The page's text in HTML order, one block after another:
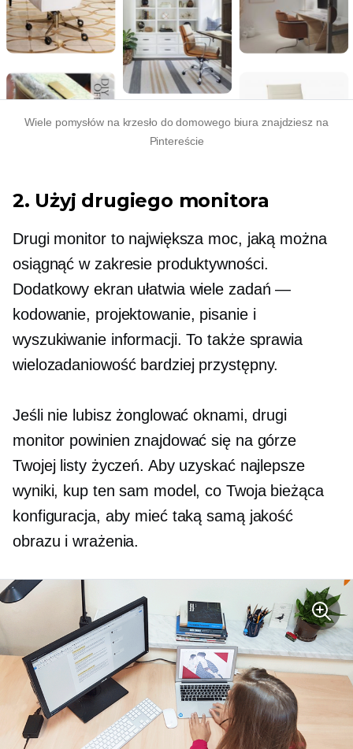
Wiele pomysłów na krzesło do domowego biura znajdziesz na
Pintereście
2. Użyj drugiego monitora
Drugi monitor to największa moc, jaką można
osiągnąć w zakresie produktywności.
Dodatkowy ekran ułatwia wiele zadań —
kodowanie, projektowanie, pisanie i
wyszukiwanie informacji. To także sprawia
wielozadaniowośćbardziej przystępny.
Jeśli nie lubisz żonglować oknami, drugi
monitor powinien znajdować się na górze
Twojej listy życzeń. Aby uzyskać najlepsze
wyniki, kup ten sam model, co Twoja bieżąca
konfiguracja, aby mieć taką samą jakość
obrazu i wrażenia.